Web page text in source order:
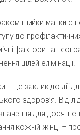
шийки матки є
до
фактори та
цілей елімінації.
– це заклик до дії
здоров’я. Від
для
кожній жінці –